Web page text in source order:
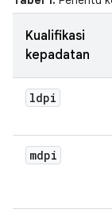
Kualifikasi
kepadatan
ldpi
mdpi